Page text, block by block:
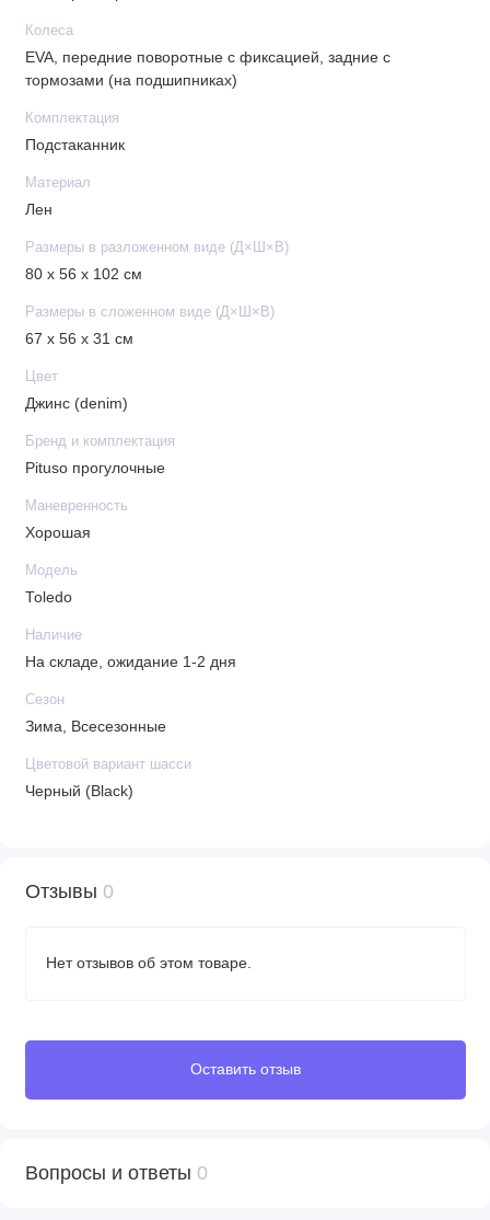
Колеса
EVA, передние поворотные с фиксацией, задние с
тормозами (на подшипниках)
Комплектация
Подстаканник
Материал
Лен
Размеры в разложенном виде (Д×Ш×В)
80 х 56 х 102 см
Размеры в сложенном виде (Д×Ш×В)
67 х 56 х 31 см
Цвет
Джинс (denim)
Бренд и комплектация
Pituso прогулочные
Маневренность
Хорошая
Модель
Toledo
Наличие
На складе, ожидание 1-2 дня
Сезон
Зима, Всесезонные
Цветовой вариант шасси
Черный (Black)
Отзывы 0
Нет отзывов об этом товаре.
Оставить отзыв
Вопросы и ответы 0